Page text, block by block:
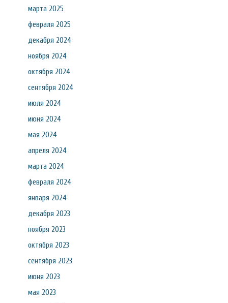
марта 2025
февраля 2025
декабря 2024
ноября 2024
октября 2024
сентября 2024
июля 2024
июня 2024
мая 2024
апреля 2024
марта 2024
февраля 2024
января 2024
декабря 2023
ноября 2023
октября 2023
сентября 2023
июня 2023
мая 2023